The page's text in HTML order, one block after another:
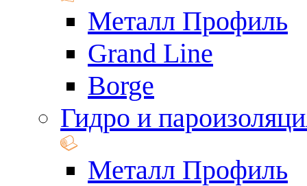
Металл Профиль
Grand Line
Borge
Гидро и
Металл Профиль